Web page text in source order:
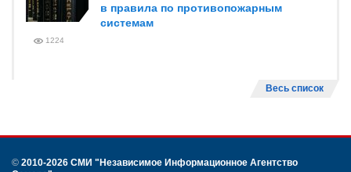
в правила по противопожарным
системам
1224
Весь список
© 2010-2026 СМИ "Независимое Информационное Агентство